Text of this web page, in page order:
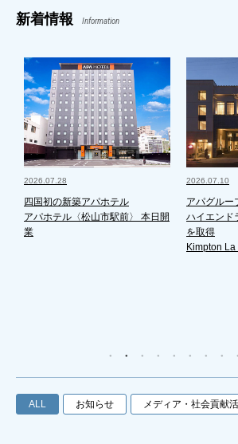
新着情報 Information
2026.07.28
四国初の新築アパホテル
アパホテル〈松山市駅前〉 本日開
業
2026.07.10
アパグルー
ハイエンド
を取得
Kimpton
ALL お知らせ メディア・社会貢献